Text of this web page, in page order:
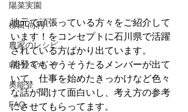
陽菜実園
柳田 尚利
農家のレシピ
ﾚｽﾄﾗﾝ＆ﾒﾃﾞｨｱ
奥能登
FAQ
地元で頑張っている方々をご紹介して
います！をコンセプトに石川県で活躍
されている方ばかり出ています。
能登でもそうそうたるメンバーが出て
いて、仕事を始めたきっかけなど色々
な話が聞けて面白いし、考え方の参考
にさせてもらってます。